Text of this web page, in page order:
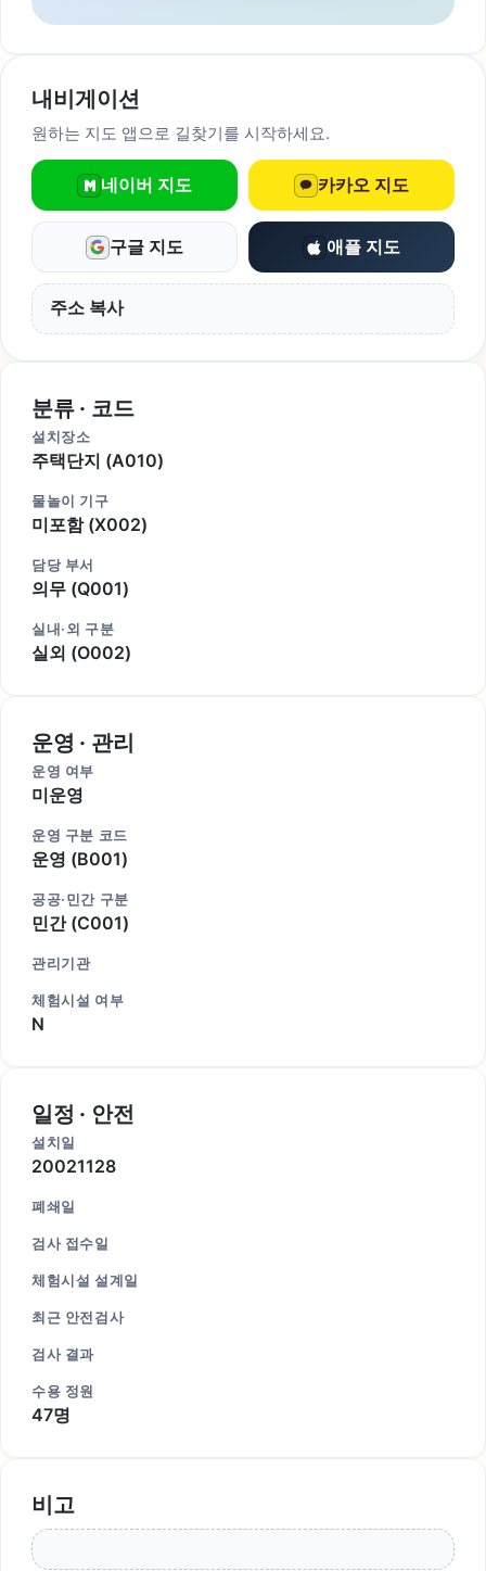
내비게이션
원하는 지도 앱으로 길찾기를 시작하세요.
네이버 지도 카카오 지도
구글 지도 애플 지도
주소 복사
분류 · 코드
설치장소
주택단지 (A010)
물놀이 기구
미포함 (X002)
담당 부서
의무 (Q001)
실내·외 구분
실외 (O002)
운영 · 관리
운영 여부
미운영
운영 구분 코드
운영 (B001)
공공·민간 구분
민간 (C001)
관리기관
체험시설 여부
N
일정 · 안전
설치일
20021128
폐쇄일
검사 접수일
체험시설 설계일
최근 안전검사
검사 결과
수용 정원
47명
비고